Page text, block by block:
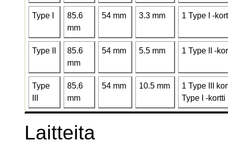
Type I
85.6
mm
54 mm 3.3 mm 1 Type I -
Type II
85.6
mm
54 mm 5.5 mm 1 Type II -
Type
85.6
mm
54 mm 10.5 mm
1 Type III
Type I -kortti
Laitteita